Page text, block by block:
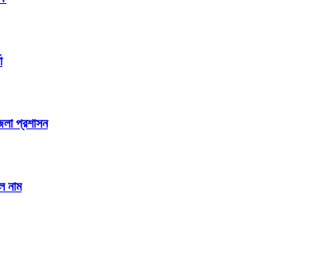
প্রশাসন
নাম